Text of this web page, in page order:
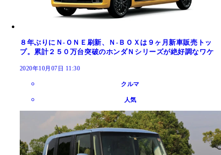
８年ぶりにＮ‐ＯＮＥ刷新、Ｎ‐ＢＯＸは９ヶ月新車販売トッ
プ。累計２５０万台突破のホンダＮシリーズが絶好調なワケ
2020年10月07日 11:30
クルマ
人気